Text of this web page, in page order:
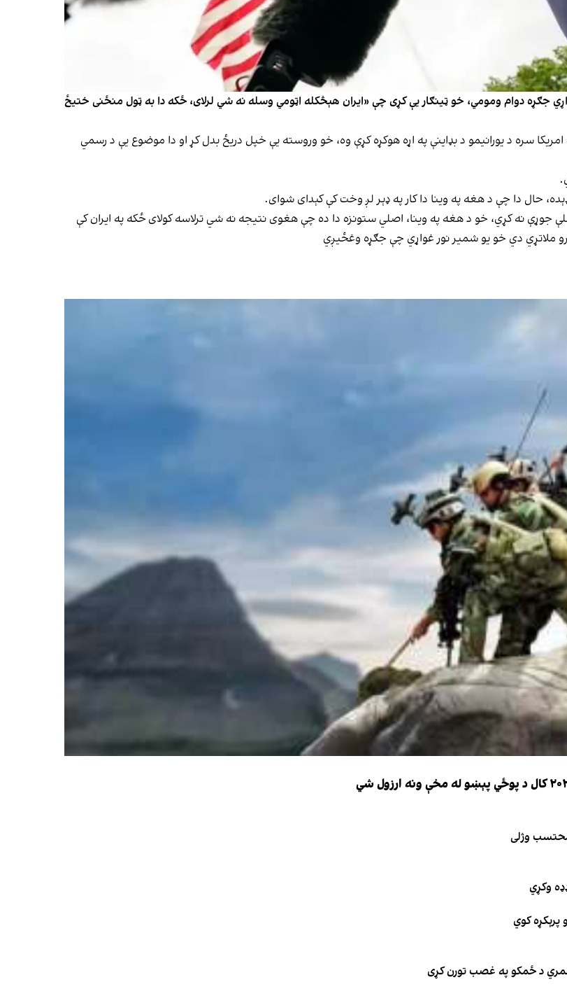
جګړه دوام ومومي، خو ټینګار یې کړی چې «ایران هېڅکله اټومي وسله نه شي لرلای، ځکه دا به ټول منځنی ختیځ
سره د یورانیمو د بډاینې په اړه هوکړه کړې وه، خو وروسته یې خپل دریځ بدل کړ او دا موضوع یې د رسمي
حال دا چې د هغه په وینا دا کار په ډېر لږ وخت کې کېدای شوای.
جوړې نه کړي، خو د هغه په وینا، اصلي ستونزه دا ده چې هغوی نتیجه نه شي ترلاسه کولای ځکه په ایران کې
ملاتړي دي خو یو شمیر نور غواړي چې جګړه وغځیږي
محتسب وژلی
وکړي
پرېکړه کوي